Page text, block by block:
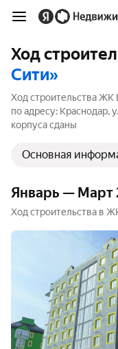
Ход
Сити»
Ход строительства ЖК
по адресу: Краснодар,
корпуса сданы
Основная
Январь — Март
Ход строительства в